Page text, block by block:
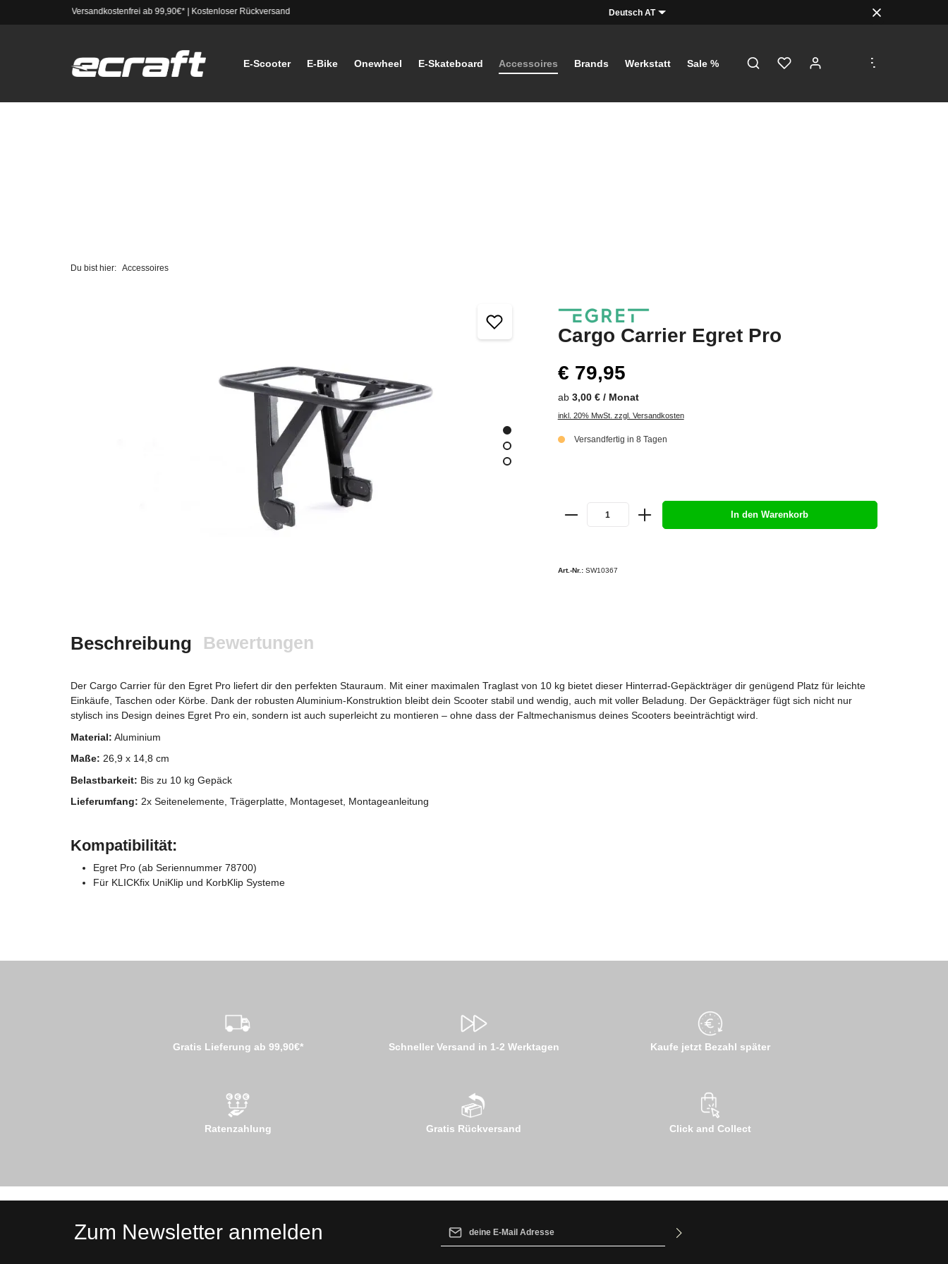
Versandkostenfrei ab 99,90€*| Kostenloser Rückversand Deutsch AT
E-Scooter E-Bike Onewheel E-Skateboard Accessoires Brands Werkstatt Sale %
...
Du bist hier: Accessoires
Cargo Carrier Egret Pro
€ 79,95
ab 3,00 € / Monat
inkl. 20% MwSt. zzgl. Versandkosten
Versandfertig in 8 Tagen
In den Warenkorb
Art.-Nr.: SW10367
Beschreibung Bewertungen
Der Cargo Carrier für den Egret Pro liefert dir den perfekten Stauraum. Mit einer maximalen Traglast von 10 kg bietet dieser Hinterrad-Gepäckträger dir genügend Platz für leichte
Einkäufe, Taschen oder Körbe. Dank der robusten Aluminium-Konstruktion bleibt dein Scooter stabil und wendig, auch mit voller Beladung. Der Gepäckträger fügt sich nicht nur
stylisch ins Design deines Egret Pro ein, sondern ist auch superleicht zu montieren – ohne dass der Faltmechanismus deines Scooters beeinträchtigt wird.
Material: Aluminium
Maße: 26,9 x 14,8 cm
Belastbarkeit: Bis zu 10 kg Gepäck
Lieferumfang: 2x Seitenelemente, Trägerplatte, Montageset, Montageanleitung
Kompatibilität:
Egret Pro (ab Seriennummer 78700)
Für KLICKfix UniKlip und KorbKlip Systeme
Gratis Lieferung ab 99,90€* Schneller Versand in 1-2 Werktagen Kaufe jetzt Bezahl später
Ratenzahlung Gratis Rückversand Click and Collect
Zum Newsletter anmelden